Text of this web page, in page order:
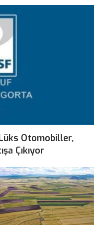
Otomobiller,
Çıkıyor